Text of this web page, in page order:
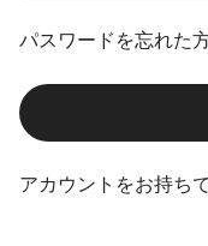
パスワードを忘れた
アカウントをお持ち